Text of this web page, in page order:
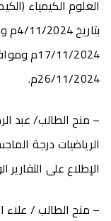
العلوم الكيمياء
17/11/
26/11/2024م.
– منح الطالب/ عبد
الرياضيات درجة
الإطلاع على
– منح الطالب / علاء